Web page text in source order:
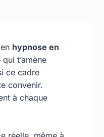
hypnose en
t’amène
ce cadre
convenir.
à chaque